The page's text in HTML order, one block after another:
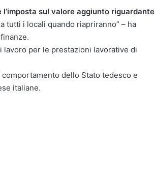
sul valore aggiunto riguardante
tutti i locali quando riapriranno” – ha
per le prestazioni lavorative di
dello Stato tedesco e
italiane.